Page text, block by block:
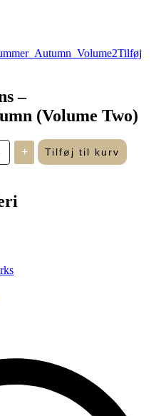
Tilføj
–
(Volume Two)
+ Tilføj til kurv